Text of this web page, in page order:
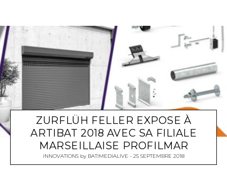
ZURFLÜH FELLER EXPOSE À
ARTIBAT 2018 AVEC SA FILIALE
MARSEILLAISE PROFILMAR
INNOVATIONS by BATIMEDIALIVE 25 SEPTEMBRE 2018